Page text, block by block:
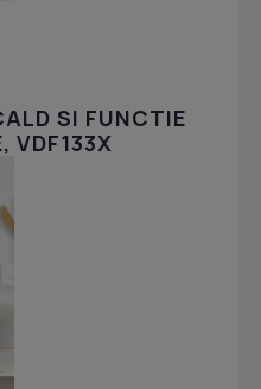
SI FUNCTIE
VDF133X